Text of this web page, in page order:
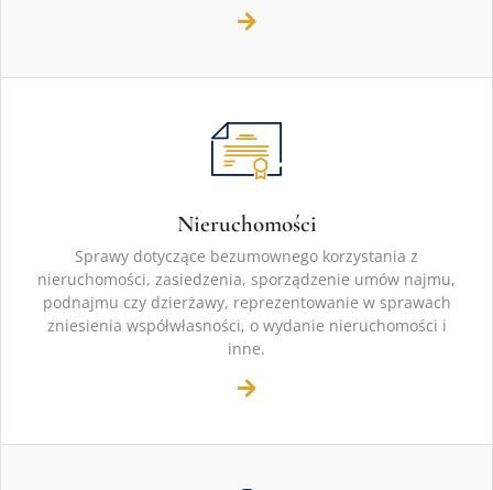
Nieruchomości
Sprawy dotyczące bezumownego korzystania z
nieruchomości, zasiedzenia, sporządzenie umów najmu,
podnajmu czy dzierżawy, reprezentowanie w sprawach
zniesienia współwłasności, o wydanie nieruchomości i
inne.